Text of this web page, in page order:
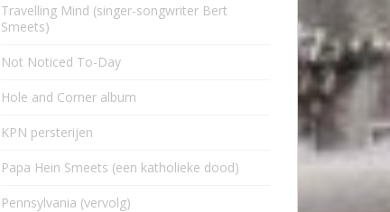
Travelling Mind (singer-songwriter Bert
Smeets)
Not Noticed To-Day
Hole and Corner album
KPN persterijen
Papa Hein Smeets (een katholieke dood)
Pennsylvania (vervolg)